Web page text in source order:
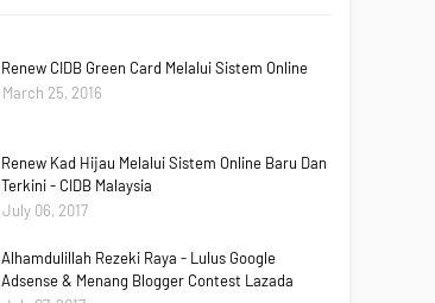
Renew CIDB Green Card Melalui Sistem Online
March 25, 2016
Renew Kad Hijau Melalui Sistem Online Baru Dan
Terkini - CIDB Malaysia
July 06, 2017
Alhamdulillah Rezeki Raya - Lulus Google
Adsense & Menang Blogger Contest Lazada